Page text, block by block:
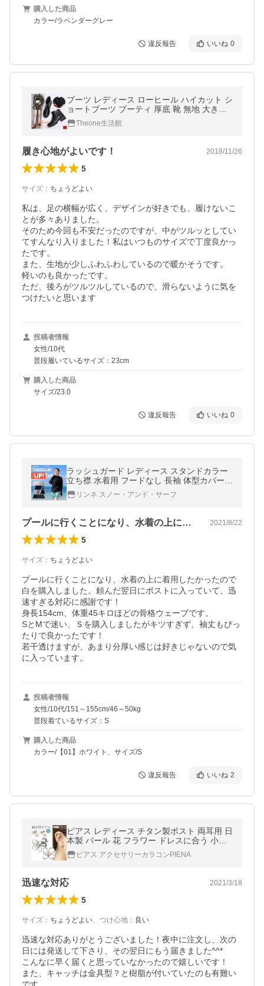
購入した商品
カラー/ラベンダーグレー
違反報告 いいね 0
ブーツ レディース ローヒール ハイカット シ
ョートブーツ ブーティ 厚底 靴 無地 大きい
サイズ 美脚 歩きやすい 秋冬新作 2020
Theone生活館
履き心地がよいです！ 2018/11/26
5
サイズ ： ちょうどよい
私は、足の横幅が広く、デザインが好きでも、履けないこ
とが多々ありました。
そのため今回も不安だったのですが、中がツルッとしてい
てすんなり入りました！私はいつものサイズで丁度良かっ
たです。
また、生地が少しふわふわしているので暖かそうです。
軽いのも良かったです。
ただ、後ろがツルツルしているので、滑らないように気を
つけたいと思います
投稿者情報
女性/10代
普段履いているサイズ：23cm
購入した商品
サイズ/23.0
違反報告 いいね 0
ラッシュガード レディース スタンドカラー
立ち襟 水着用 フードなし 長袖 体型カバー U
V 日焼け対策
リンネ スノー・アンド・サーフ
プールに行くことになり、水着の上に着用… 2021/8/22
5
サイズ ： ちょうどよい
プールに行くことになり、水着の上に着用したかったので
白を購入しました。頼んだ翌日にポストに入っていて、迅
速すぎる対応に感謝です！
身長154cm、体重45キロほどの骨格ウェーブです。
SとMで迷い、Ｓを購入しましたがキツすぎず、袖丈もぴっ
たりで良かったです！
若干透けますが、あまり分厚い感じは好きじゃないので気
に入っています。
投稿者情報
女性/10代/151～155cm/46～50kg
普段着ているサイズ：S
購入した商品
カラー/【01】ホワイト、サイズ/S
違反報告 いいね 2
ピアス レディース チタン製ポスト 両耳用 日
本製 パール 花 フラワー ドレスに合う 小さ
め ミニ お肌に優しい 金属アレルギー対応 金
アレ 爆買
ピアス アクセサリーカラコンPIENA
迅速な対応 2021/3/18
5
サイズ ： ちょうどよい、 つけ心地 ： 良い
迅速な対応ありがとうございました！夜中に注文し、次の
日には発送して下さり、その翌日にもう届きました^^*
こんなに早く届くと思っていなかったので嬉しいです！
また、キャッチは金具型？と樹脂が付いていたのも有難い